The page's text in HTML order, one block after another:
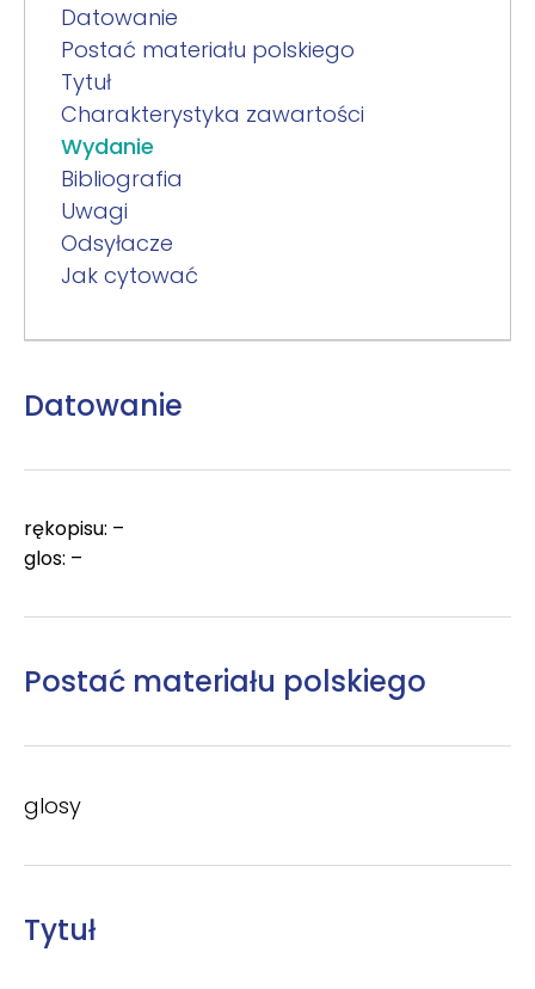
Datowanie
Postać materiału polskiego
Tytuł
Charakterystyka zawartości
Wydanie
Bibliografia
Uwagi
Odsyłacze
Jak cytować
Datowanie
rękopisu: –
glos: –
Postać materiału polskiego
glosy
Tytuł